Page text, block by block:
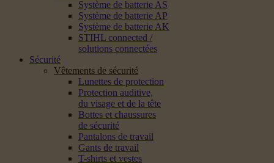
Système de batterie AS
Système de batterie AP
Système de batterie AK
STIHL connected /
solutions connectées
Sécurité
Vêtements de sécurité
Lunettes de protection
Protection auditive,
du visage et de la tête
Bottes et chaussures
de sécurité
Pantalons de travail
Gants de travail
T-shirts et vestes